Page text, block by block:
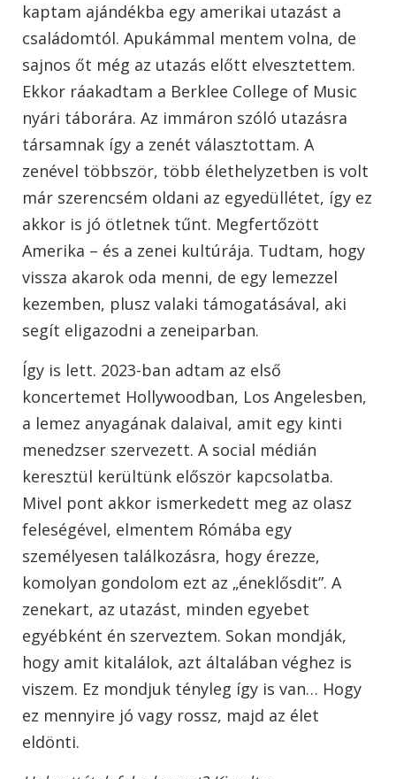
kaptam ajándékba egy amerikai utazást a
családomtól. Apukámmal mentem volna, de
sajnos őt még az utazás előtt elvesztettem.
Ekkor ráakadtam a Berklee College of Music
nyári táborára. Az immáron szóló utazásra
társamnak így a zenét választottam. A
zenével többször, több élethelyzetben is volt
már szerencsém oldani az egyedüllétet, így ez
akkor is jó ötletnek tűnt. Megfertőzött
Amerika – és a zenei kultúrája. Tudtam, hogy
vissza akarok oda menni, de egy lemezzel
kezemben, plusz valaki támogatásával, aki
segít eligazodni a zeneiparban.
Így is lett. 2023-ban adtam az első
koncertemet Hollywoodban, Los Angelesben,
a lemez anyagának dalaival, amit egy kinti
menedzser szervezett. A social médián
keresztül kerültünk először kapcsolatba.
Mivel pont akkor ismerkedett meg az olasz
feleségével, elmentem Rómába egy
személyesen találkozásra, hogy érezze,
komolyan gondolom ezt az „éneklősdit”. A
zenekart, az utazást, minden egyebet
egyébként én szerveztem. Sokan mondják,
hogy amit kitalálok, azt általában véghez is
viszem. Ez mondjuk tényleg így is van… Hogy
ez mennyire jó vagy rossz, majd az élet
eldönti.